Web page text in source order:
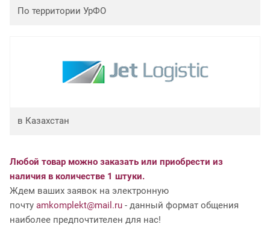
По территории УрФО
в Казахстан
Любой товар можно заказать или приобрести из
наличия в количестве 1 штуки.
Ждем ваших заявок на электронную
почту amkomplekt@mail.ru - данный формат общения
наиболее предпочтителен для нас!